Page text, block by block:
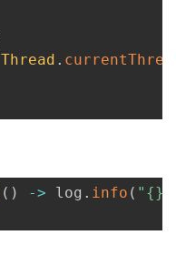
Thread .
( ) -> log . info ( "{}"